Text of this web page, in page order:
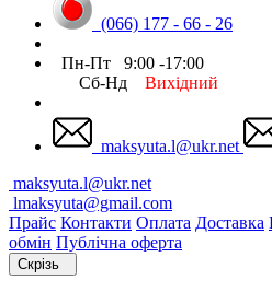
(066) 177 - 66 - 26
Пн-Пт 9:00 -17:00
Сб-Нд Вихідний
maksyuta.l@ukr.net
maksyuta.l@ukr.net
lmaksyuta@gmail.com
Прайс Контакти Оплата Доставка
обмін Публічна оферта
Скрізь